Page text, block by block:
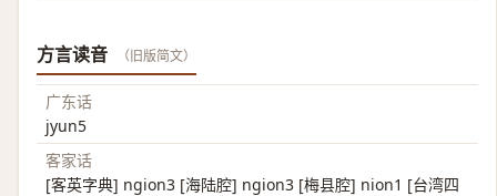
方言读音 （旧版简文）
广东话
jyun5
客家话
[客英字典] ngion3 [海陆腔] ngion3 [梅县腔] nion1 [台湾四